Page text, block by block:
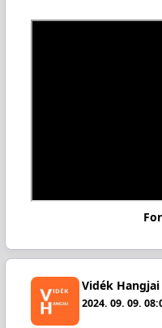
Vidék Hangjai
2024. 09. 09.